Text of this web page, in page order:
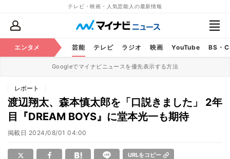
テレビ・映画・人気芸能人の最新情報
エンタメ 芸能 テレビ ラジオ 映画 YouTube BS・
Googleでマイナビニュースを優先表示する方法
レポート
渡辺翔太、森本慎太郎を「口説きました」 2年
目『DREAM BOYS』に堂本光一も期待
掲載日 2024/08/01 04:00
URLをコピー